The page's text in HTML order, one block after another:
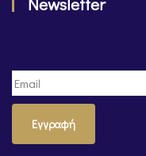
Εγγραφή